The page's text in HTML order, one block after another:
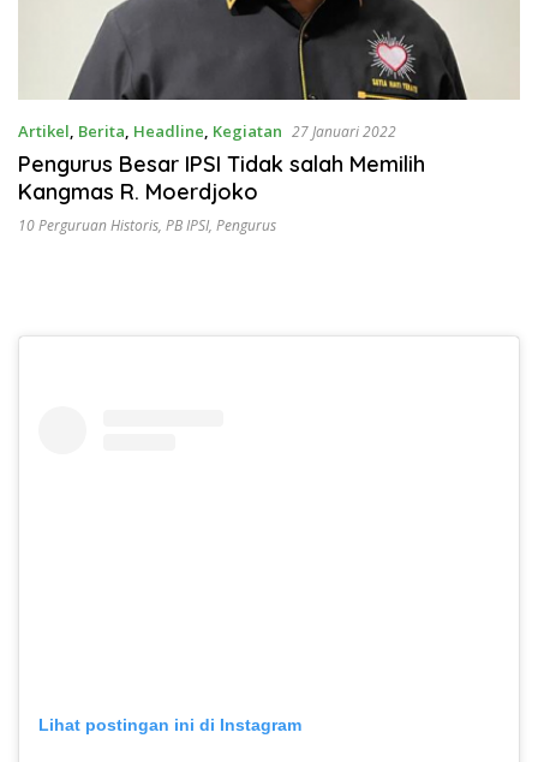
Artikel, Berita, Headline, Kegiatan 27 Januari 2022
Pengurus Besar IPSI Tidak salah Memilih
Kangmas R. Moerdjoko
10 Perguruan Historis, PB IPSI, Pengurus
Lihat postingan ini di Instagram